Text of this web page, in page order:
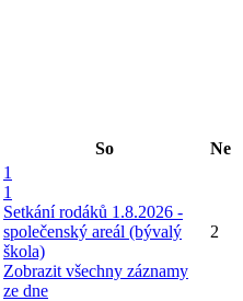
So Ne
1
1
Setkání rodáků 1.8.2026 -
společenský areál (bývalý
škola)
Zobrazit všechny záznamy
ze dne
2